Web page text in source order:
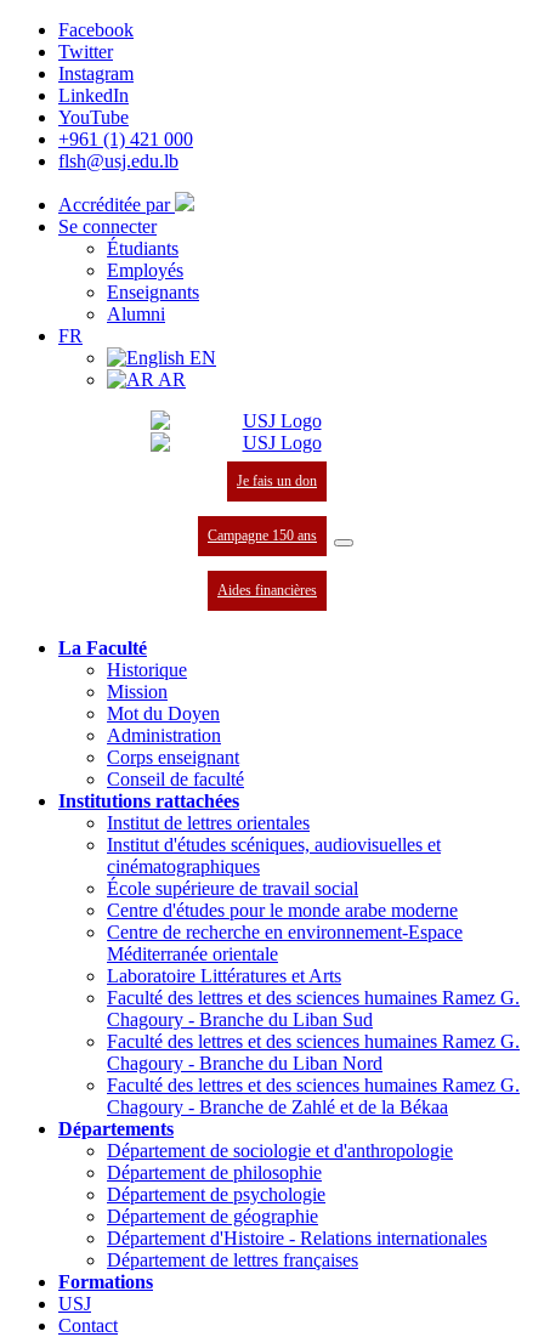
Facebook
Twitter
Instagram
LinkedIn
YouTube
+961 (1) 421 000
flsh@usj.edu.lb
Accréditée par
Se connecter
Étudiants
Employés
Enseignants
Alumni
FR
EN
AR
Je fais un don
Campagne 150 ans
Aides financières
La Faculté
Historique
Mission
Mot du Doyen
Administration
Corps enseignant
Conseil de faculté
Institutions rattachées
Institut de lettres orientales
Institut d'études scéniques, audiovisuelles et
cinématographiques
École supérieure de travail social
Centre d'études pour le monde arabe moderne
Centre de recherche en environnement-Espace
Méditerranée orientale
Laboratoire Littératures et Arts
Faculté des lettres et des sciences humaines Ramez G.
Chagoury - Branche du Liban Sud
Faculté des lettres et des sciences humaines Ramez G.
Chagoury - Branche du Liban Nord
Faculté des lettres et des sciences humaines Ramez G.
Chagoury - Branche de Zahlé et de la Békaa
Départements
Département de sociologie et d'anthropologie
Département de philosophie
Département de psychologie
Département de géographie
Département d'Histoire - Relations internationales
Département de lettres françaises
Formations
USJ
Contact